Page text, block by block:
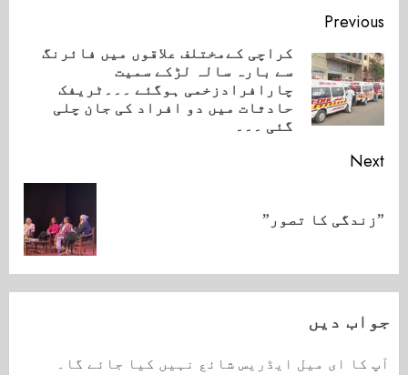
Continue
Reading
Previous
کراچی کےمختلف علاقوں میں فائرنگ
سے بارہ سالہ لڑکے سمیت
چارافرادزخمی ہوگئے ۔۔۔ٹریفک
حادثات میں دو افراد کی جان چلی
گئی ۔۔۔
Next
Next
”زندگی کا تصور”
جواب دیں
آپ کا ای میل ایڈریس شائع نہیں کیا جائے گا۔